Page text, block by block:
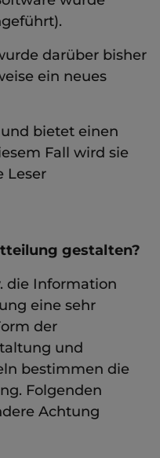
darüber bisher
ein neues
bietet einen
Fall wird sie
Leser
gestalten?
die Information
eine sehr
der
und
bestimmen die
Folgenden
Achtung